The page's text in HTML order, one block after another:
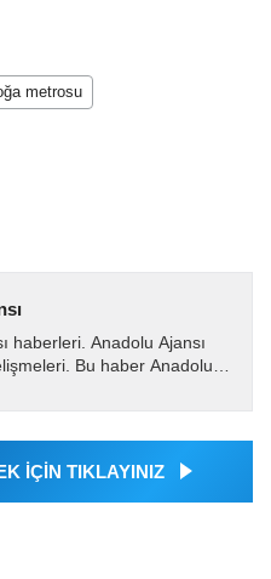
metrosu
haberleri. Anadolu Ajansı
Bu haber Anadolu
İÇİN TIKLAYINIZ